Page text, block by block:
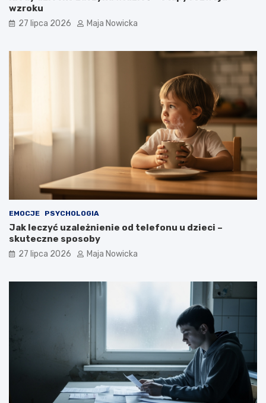
wzroku
27 lipca 2026 Maja Nowicka
EMOCJE PSYCHOLOGIA
Jak leczyć uzależnienie od telefonu u dzieci –
skuteczne sposoby
27 lipca 2026 Maja Nowicka